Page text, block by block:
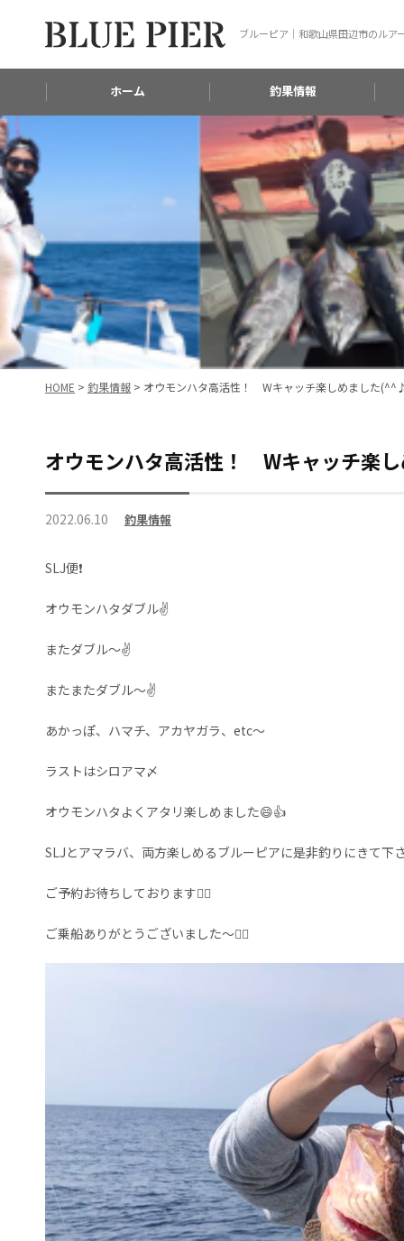
ブルーピア｜和歌山県田辺市のルア
ホーム 釣果情報
HOME > 釣果情報 > オウモンハタ高活性！ Wキャッチ楽しめました
オウモンハタ高活性！ Wキャッチ楽
2022.06.10 釣果情報
SLJ便❗
オウモンハタダブル✌️
またダブル～✌️
またまたダブル～✌️
あかっぽ、ハマチ、アカヤガラ、etc～
ラストはシロアマ〆
オウモンハタよくアタリ楽しめました😄👍
SLJとアマラバ、両方楽しめるブルーピアに是非釣りにきて下
ご予約お待ちしております🙇‍♀️
ご乗船ありがとうございました～🙇‍♀️